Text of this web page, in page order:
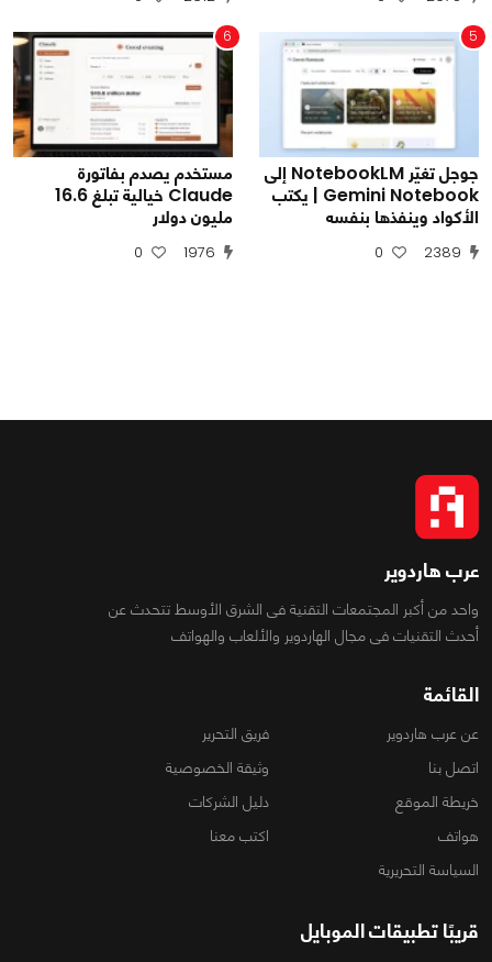
5
جوجل تغيّر NotebookLM إلى
Gemini Notebook | يكتب
الأكواد وينفذها بنفسه
2389
0
6
مستخدم يصدم بفاتورة
Claude خيالية تبلغ 16.6
مليون دولار
1976
0
عرب هاردوير
واحد من أكبر المجتمعات التقنية فى الشرق الأوسط تتحدث عن
أحدث التقنيات فى مجال الهاردوير والألعاب والهواتف
القائمة
عن عرب هاردوير
فريق التحرير
اتصل بنا
وثيقة الخصوصية
خريطة الموقع
دليل الشركات
هواتف
اكتب معنا
السياسة التحريرية
قريبًا تطبيقات الموبايل